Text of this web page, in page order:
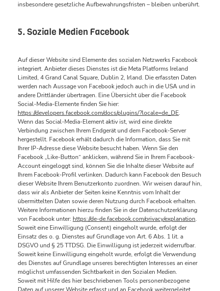
insbesondere gesetzliche Aufbewahrungsfristen – bleiben unberührt.
5. Soziale Medien Facebook
Auf dieser Website sind Elemente des sozialen Netzwerks Facebook
integriert. Anbieter dieses Dienstes ist die Meta Platforms Ireland
Limited, 4 Grand Canal Square, Dublin 2, Irland. Die erfassten Daten
werden nach Aussage von Facebook jedoch auch in die USA und in
andere Drittländer übertragen. Eine Übersicht über die Facebook
Social-Media-Elemente finden Sie hier:
https://developers.facebook.com/docs/plugins/?locale=de_DE.
Wenn das Social-Media-Element aktiv ist, wird eine direkte
Verbindung zwischen Ihrem Endgerät und dem Facebook-Server
hergestellt. Facebook erhält dadurch die Information, dass Sie mit
Ihrer IP-Adresse diese Website besucht haben. Wenn Sie den
Facebook „Like-Button“ anklicken, während Sie in Ihrem Facebook-
Account eingeloggt sind, können Sie die Inhalte dieser Website auf
Ihrem Facebook-Profil verlinken. Dadurch kann Facebook den Besuch
dieser Website Ihrem Benutzerkonto zuordnen. Wir weisen darauf hin,
dass wir als Anbieter der Seiten keine Kenntnis vom Inhalt der
übermittelten Daten sowie deren Nutzung durch Facebook erhalten.
Weitere Informationen hierzu finden Sie in der Datenschutzerklärung
von Facebook unter: https://de-de.facebook.com/privacy/explanation.
Soweit eine Einwilligung (Consent) eingeholt wurde, erfolgt der
Einsatz des o. g. Dienstes auf Grundlage von Art. 6 Abs. 1 lit. a
DSGVO und § 25 TTDSG. Die Einwilligung ist jederzeit widerrufbar.
Soweit keine Einwilligung eingeholt wurde, erfolgt die Verwendung
des Dienstes auf Grundlage unseres berechtigten Interesses an einer
möglichst umfassenden Sichtbarkeit in den Sozialen Medien.
Soweit mit Hilfe des hier beschriebenen Tools personenbezogene